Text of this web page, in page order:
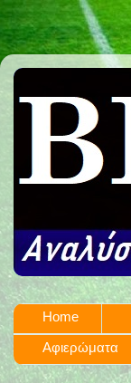
Home
Αφιερώματα